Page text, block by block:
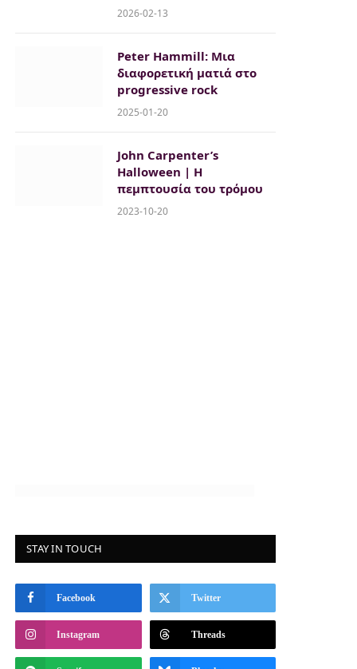
2026-02-13
Peter Hammill: Μια
διαφορετική ματιά στο
progressive rock
2025-01-20
John Carpenter’s
Halloween | Η
πεμπτουσία του τρόμου
2023-10-20
STAY IN TOUCH
Facebook Twitter
Instagram Threads